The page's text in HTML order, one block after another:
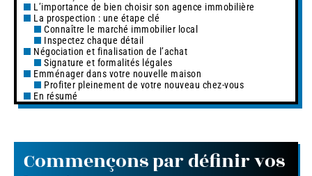
L’importance de bien choisir son agence immobilière
La prospection : une étape clé
Connaître le marché immobilier local
Inspectez chaque détail
Négociation et finalisation de l’achat
Signature et formalités légales
Emménager dans votre nouvelle maison
Profiter pleinement de votre nouveau chez-vous
En résumé
Commençons par définir vos